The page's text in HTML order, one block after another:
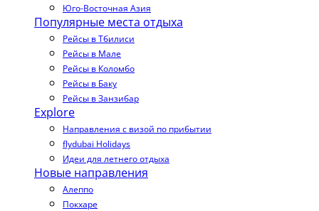
Юго-Восточная Азия
Популярные места отдыха
Рейсы в Тбилиси
Рейсы в Мале
Рейсы в Коломбо
Рейсы в Баку
Рейсы в Занзибар
Explore
Направления с визой по прибытии
flydubai Holidays
Идеи для летнего отдыха
Новые направления
Алеппо
Покхаре